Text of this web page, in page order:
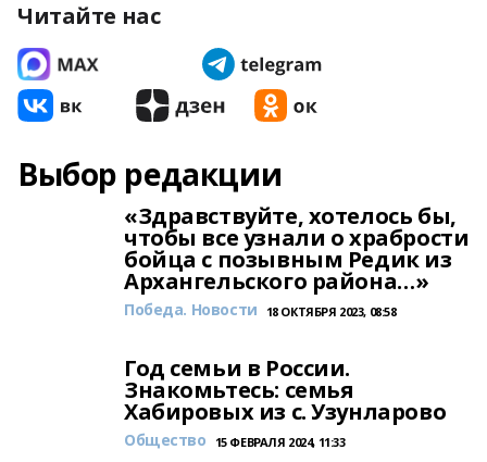
Читайте нас
Выбор редакции
«Здравствуйте, хотелось бы,
чтобы все узнали о храбрости
бойца с позывным Редик из
Архангельского района…»
Победа. Новости 18 ОКТЯБРЯ 2023, 08:58
Год семьи в России.
Знакомьтесь: семья
Хабировых из с. Узунларово
Общество 15 ФЕВРАЛЯ 2024, 11:33